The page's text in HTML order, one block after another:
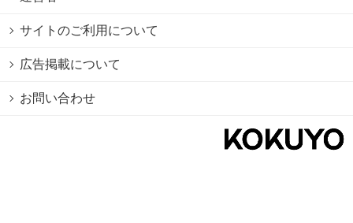
サイトのご利用について
広告掲載について
お問い合わせ